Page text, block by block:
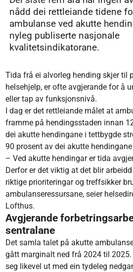
nådd dei rettleiande tidene
ambulanse ved akutte
nyleg publiserte nasjonale
kvalitetsindikatorane.
Tida frå ei alvorleg hending skjer til
helsehjelp, er ofte avgjerande for å
eller tap av funksjonsnivå.
I dag er det rettleiande målet at
framme på hendingsstaden innan
dei akutte hendingane i tettbygde
90 prosent av dei akutte
– Ved akutte hendingar er tida
Derfor er det viktig at det blir
riktige prioriteringar og treffsikker
ambulanseressursane, seier
Lofthus.
Avgjerande
sentralane
Det samla talet på akutte
gått marginalt ned frå 2024 til 2025.
seg likevel ut med ein tydeleg